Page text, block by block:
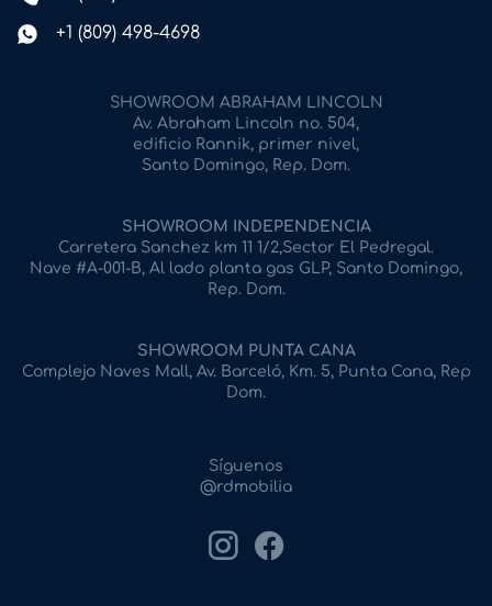
+1 (809) 498-4698
SHOWROOM ABRAHAM LINCOLN
Av. Abraham Lincoln no. 504,
edificio Rannik, primer nivel,
Santo Domingo, Rep. Dom.
SHOWROOM INDEPENDENCIA
Carretera Sanchez km 11 1/2,Sector El Pedregal.
Nave #A-001-B, Al lado planta gas GLP, Santo Domingo,
Rep. Dom.
SHOWROOM PUNTA CANA
Complejo Naves Mall, Av. Barceló, Km. 5, Punta Cana, Rep
Dom.
Síguenos
@rdmobilia